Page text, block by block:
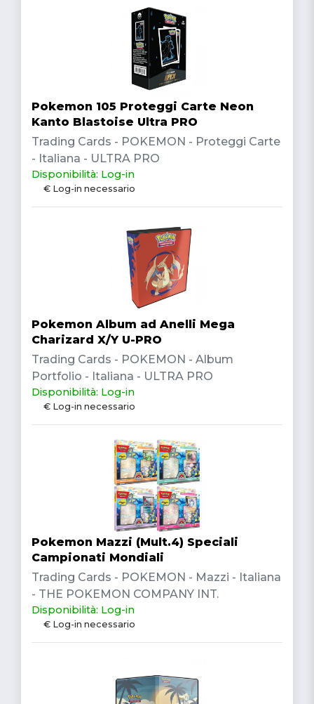
Pokemon 105 Proteggi Carte Neon
Kanto Blastoise Ultra PRO
Trading Cards - POKEMON - Proteggi Carte
- Italiana - ULTRA PRO
Disponibilità: Log-in
€ Log-in necessario
Pokemon Album ad Anelli Mega
Charizard X/Y U-PRO
Trading Cards - POKEMON - Album
Portfolio - Italiana - ULTRA PRO
Disponibilità: Log-in
€ Log-in necessario
Pokemon Mazzi (Mult.4) Speciali
Campionati Mondiali
Trading Cards - POKEMON - Mazzi - Italiana
- THE POKEMON COMPANY INT.
Disponibilità: Log-in
€ Log-in necessario